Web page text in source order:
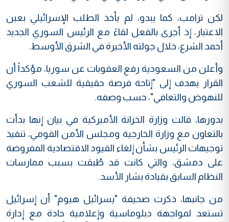
لكن ترامب، كما يبدو، لم يأخذ الطلب الإسرائيلي بعين
الاعتبار، إذ أجرى بالفعل لقاءً مع الرئيس السوري الجديد
أحمد الشرع، خلال جولته الأخيرة في الشرق الأوسط.
وأعلن من السعودية رفع العقوبات عن سوريا، مؤكداً أن
القرار يهدف إلى "إتاحة فرصة حقيقية للشعب السوري
للنهوض والتعافي"، حسب وصفه.
بدورها، قالت وزارة الخزانة الأميركية في بيان إنها بدأت
بالتعاون مع وزارة الخارجية ومجلس الأمن القومي، تنفيذ
توجيهات الرئيس بشأن إلغاء القيود الاقتصادية المفروضة
على دمشق، والتي كانت قد طُبقت بسبب ممارسات
النظام السابق بقيادة بشار الأسد.
من جانبها، ذكرت صحيفة "يسرائيل هيوم" أن إسرائيل
تستعد لمواجهة دبلوماسية وإعلامية حادة مع إدارة